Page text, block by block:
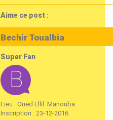
Aime ce post :
Bechir Toualbia
Super Fan
Lieu : Oued Ellil .Manouba
Inscription : 23-12-2016